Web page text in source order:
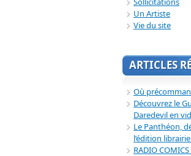
Un Artiste
Vie du site
ARTICLES
Où
Découvrez le
Daredevil en
Le Panthéon,
l’édition
RADIO